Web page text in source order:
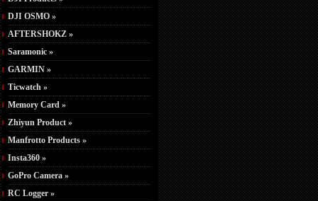
DJI OSMO »
AFTERSHOKZ »
Saramonic »
GARMIN »
Ticwatch »
Memory Card »
Zhiyun Product »
Manfrotto Products »
Insta360 »
GoPro Camera »
RC Logger »